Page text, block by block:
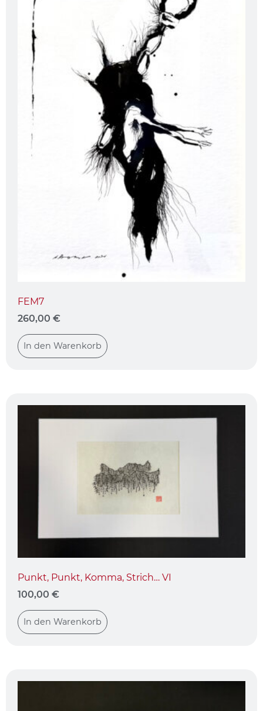
FEM7
260,00 €
In den Warenkorb
Punkt, Punkt, Komma, Strich… VI
100,00 €
In den Warenkorb